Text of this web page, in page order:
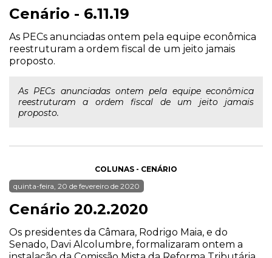
Cenário - 6.11.19
As PECs anunciadas ontem pela equipe econômica
reestruturam a ordem fiscal de um jeito jamais
proposto.
As PECs anunciadas ontem pela equipe econômica
reestruturam a ordem fiscal de um jeito jamais
proposto.
COLUNAS - CENÁRIO
quinta-feira, 20 de fevereiro de 2020
Cenário 20.2.2020
Os presidentes da Câmara, Rodrigo Maia, e do
Senado, Davi Alcolumbre, formalizaram ontem a